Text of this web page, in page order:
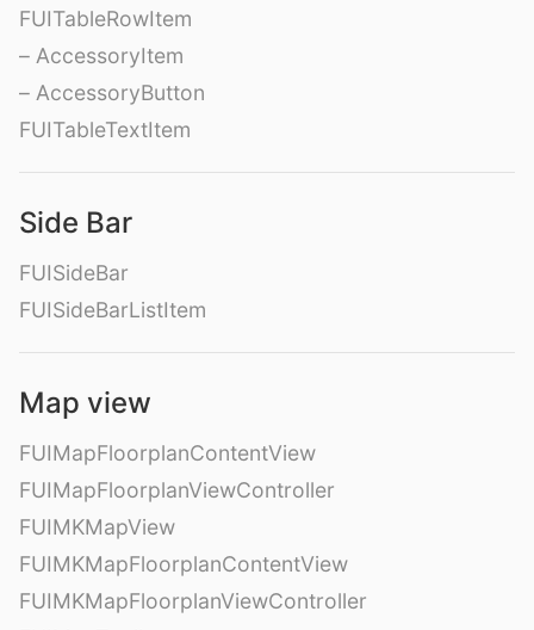
FUITableRowItem
– AccessoryItem
– AccessoryButton
FUITableTextItem
Side Bar
FUISideBar
FUISideBarListItem
Map view
FUIMapFloorplanContentView
FUIMapFloorplanViewController
FUIMKMapView
FUIMKMapFloorplanContentView
FUIMKMapFloorplanViewController